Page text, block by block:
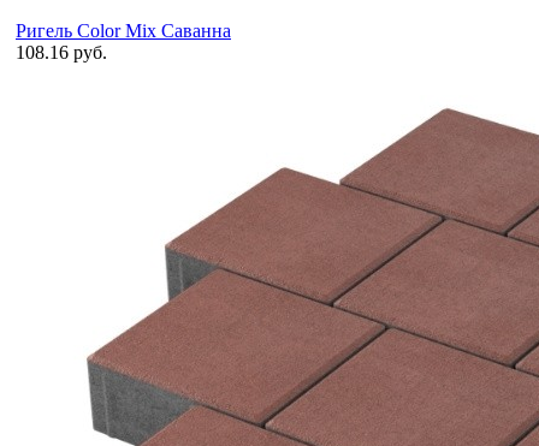
Ригель Color Mix Саванна
108.16 руб.